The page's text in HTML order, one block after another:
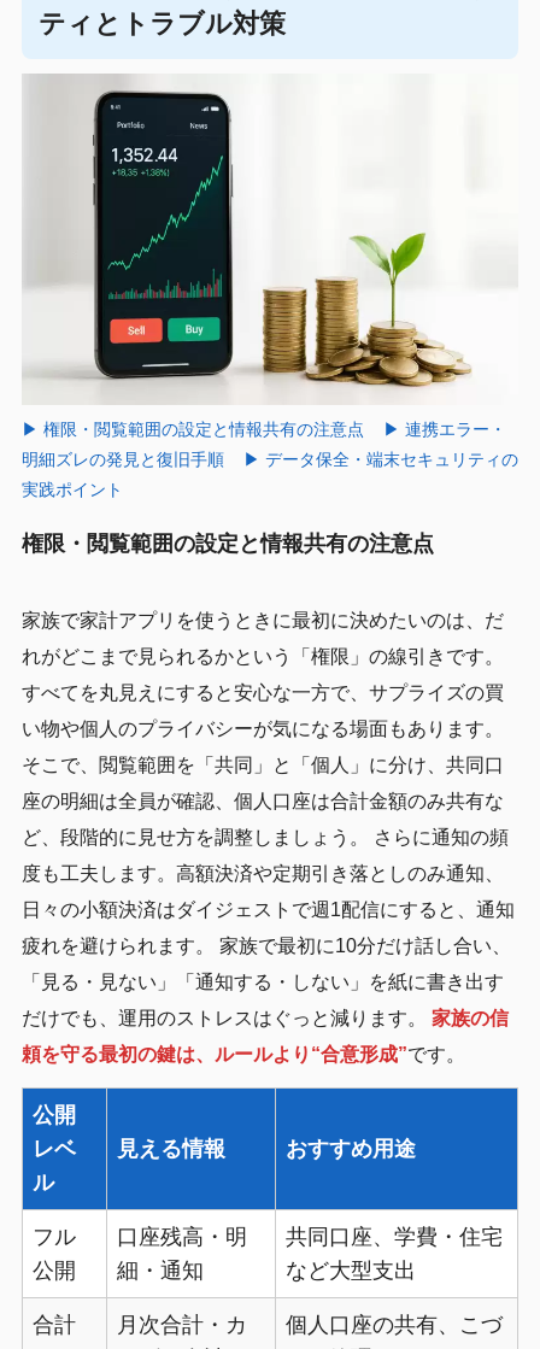
ティとトラブル対策
▶ 権限・閲覧範囲の設定と情報共有の注意点
▶ 連携エラー・
明細ズレの発見と復旧手順
▶ データ保全・端末セキュリティの
実践ポイント
権限・閲覧範囲の設定と情報共有の注意点
家族で家計アプリを使うときに最初に決めたいのは、だ
れがどこまで見られるかという「権限」の線引きです。
すべてを丸見えにすると安心な一方で、サプライズの買
い物や個人のプライバシーが気になる場面もあります。
そこで、閲覧範囲を「共同」と「個人」に分け、共同口
座の明細は全員が確認、個人口座は合計金額のみ共有な
ど、段階的に見せ方を調整しましょう。 さらに通知の頻
度も工夫します。高額決済や定期引き落としのみ通知、
日々の小額決済はダイジェストで週1配信にすると、通知
疲れを避けられます。 家族で最初に10分だけ話し合い、
「見る・見ない」「通知する・しない」を紙に書き出す
だけでも、運用のストレスはぐっと減ります。 家族の信
頼を守る最初の鍵は、ルールより“合意形成”です。
公開
レベ
ル
見える情報 おすすめ用途
フル
公開
口座残高・明
細・通知
共同口座、学費・住宅
など大型支出
合計
月次合計・カ
個人口座の共有、こづ